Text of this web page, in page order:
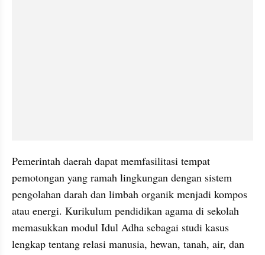
Pemerintah daerah dapat memfasilitasi tempat
pemotongan yang ramah lingkungan dengan sistem
pengolahan darah dan limbah organik menjadi kompos
atau energi. Kurikulum pendidikan agama di sekolah
memasukkan modul Idul Adha sebagai studi kasus
lengkap tentang relasi manusia, hewan, tanah, air, dan